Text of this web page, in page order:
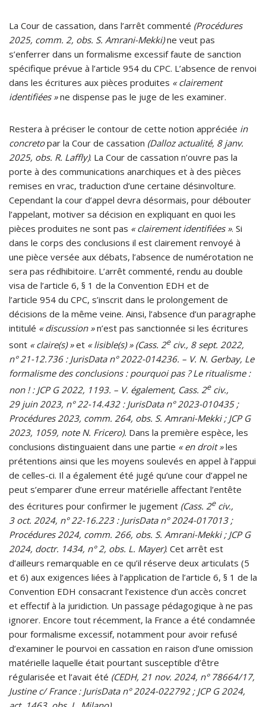
La Cour de cassation, dans l’arrêt commenté (Procédures
2025, comm. 2, obs. S. Amrani-Mekki)ne veut pas
s’enferrer dans un formalisme excessif faute de sanction
spécifique prévue à l’article 954 du CPC. L’absence de renvoi
dans les écritures aux pièces produites « clairement
identifiées »ne dispense pas le juge de les examiner.
Restera à préciser le contour de cette notion appréciée in
concretopar la Cour de cassation (Dalloz actualité, 8 janv.
2025, obs. R. Laffly). La Cour de cassation n’ouvre pas la
porte à des communications anarchiques et à des pièces
remises en vrac, traduction d’une certaine désinvolture.
Cependant la cour d’appel devra désormais, pour débouter
l’appelant, motiver sa décision en expliquant en quoi les
pièces produites ne sont pas « clairement identifiées ». Si
dans le corps des conclusions il est clairement renvoyé à
une pièce versée aux débats, l’absence de numérotation ne
sera pas rédhibitoire. L’arrêt commenté, rendu au double
visa de l’article 6, § 1 de la Convention EDH et de
l’article 954 du CPC, s’inscrit dans le prolongement de
décisions de la même veine. Ainsi, l’absence d’un paragraphe
intitulé « discussion »n’est pas sanctionnée si les écritures
sont « claire(s) »et « lisible(s) » (Cass. 2eciv., 8 sept. 2022,
n° 21-12.736 : JurisData n° 2022-014236. – V. N. Gerbay, Le
formalisme des conclusions : pourquoi pas ? Le ritualisme :
non ! : JCP G 2022, 1193. – V. également, Cass. 2eciv.,
29 juin 2023, n° 22-14.432 : JurisData n° 2023-010435 ;
Procédures 2023, comm. 264, obs. S. Amrani-Mekki ; JCP G
2023, 1059, note N. Fricero). Dans la première espèce, les
conclusions distinguaient dans une partie « en droit »les
prétentions ainsi que les moyens soulevés en appel à l’appui
de celles-ci. Il a également été jugé qu’une cour d’appel ne
peut s’emparer d’une erreur matérielle affectant l’entête
des écritures pour confirmer le jugement (Cass. 2eciv.,
3 oct. 2024, n° 22-16.223 : JurisData n° 2024-017013 ;
Procédures 2024, comm. 266, obs. S. Amrani-Mekki ; JCP G
2024, doctr. 1434, n° 2, obs. L. Mayer). Cet arrêt est
d’ailleurs remarquable en ce qu’il réserve deux articulats (5
et 6) aux exigences liées à l’application de l’article 6, § 1 de la
Convention EDH consacrant l’existence d’un accès concret
et effectif à la juridiction. Un passage pédagogique à ne pas
ignorer. Encore tout récemment, la France a été condamnée
pour formalisme excessif, notamment pour avoir refusé
d’examiner le pourvoi en cassation en raison d’une omission
matérielle laquelle était pourtant susceptible d’être
régularisée et l’avait été (CEDH, 21 nov. 2024, n° 78664/17,
Justine c/ France : JurisData n° 2024-022792 ; JCP G 2024,